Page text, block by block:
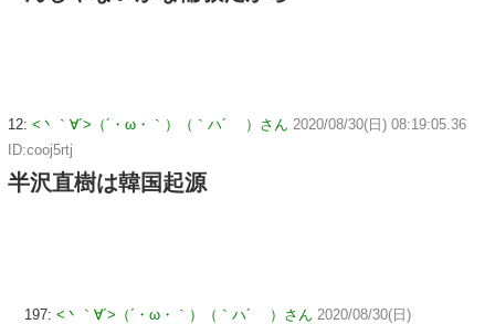
12: <丶｀∀´>（´・ω・｀）（｀ハ´ ）さん 2020/08/30(日) 08:19:05.36
ID:cooj5rtj
半沢直樹は韓国起源
197: <丶｀∀´>（´・ω・｀）（｀ハ´ ）さん 2020/08/30(日)